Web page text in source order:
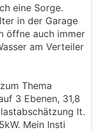
eine Sorge.
in der Garage
öffne auch immer
am Verteiler
Thema
3 Ebenen, 31,8
lt.
Mein Insti